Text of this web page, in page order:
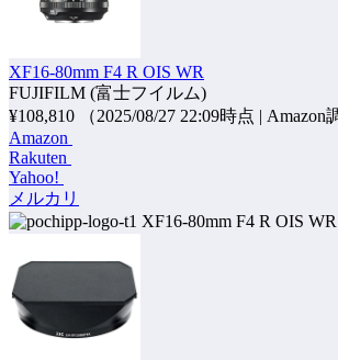
XF16-80mm F4 R OIS WR
FUJIFILM (富士フイルム)
¥108,810
（2025/08/27 22:09時点 | Amazon
Amazon
Rakuten
Yahoo!
メルカリ